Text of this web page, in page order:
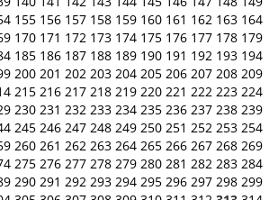
155 156 157 158 159 160 161 162 163 164
170 171 172 173 174 175 176 177 178 179
185 186 187 188 189 190 191 192 193 194
200 201 202 203 204 205 206 207 208 209
215 216 217 218 219 220 221 222 223 224
230 231 232 233 234 235 236 237 238 239
245 246 247 248 249 250 251 252 253 254
260 261 262 263 264 265 266 267 268 269
275 276 277 278 279 280 281 282 283 284
290 291 292 293 294 295 296 297 298 299